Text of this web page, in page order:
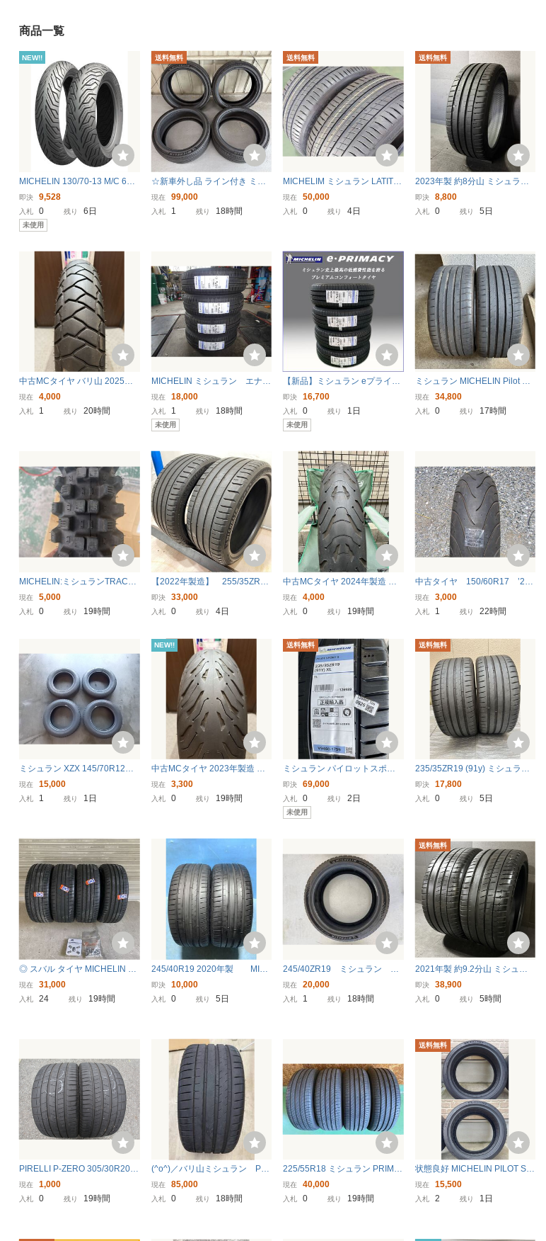
商品一覧
NEW!!
MICHELIN 130/70-13 M/C 63S
CityGrip2 REINF TL(チューブ
レスタイヤ)
即決 9,528
入札 0 残り 6日
未使用
送料無料
☆新車外し品 ライン付き ミシ
ュラン イープライマシー 235/4
5R21 21インチタイヤ 4本セッ
現在 99,000
入札 1 残り 18時間
送料無料
MICHELIM ミシュラン LATITU
DE Sport3 ラティチュードスポ
ーツ3 ZP ランフラット 275/40
現在 50,000
入札 0 残り 4日
送料無料
2023年製 約8分山 ミシュラ
ン MICHELIN パイロットスポ
ーツ PILOT SPORT 5 215/40
即決 8,800
入札 0 残り 5日
中古MCタイヤ バリ山 2025年
製造 MICHELIN ANAKEE ADV
ENTURE 2CT 120/70R19 ミシ
現在 4,000
入札 1 残り 20時間
MICHELIN ミシュラン エナジ
ーセイバー4 2026年製 155
／65／14 4本セット 155－
65－14 14インチ
現在 18,000
入札 1 残り 18時間
未使用
【新品】ミシュラン eプライマ
シー 155/65R14 26年製造 4本
セット送料別途8,000円 在庫品
即日発送可能 送料込み総額24,
700円〜
即決 16,700
入札 0 残り 1日
未使用
ミシュラン MICHELIN Pilot Sp
ort 4 S 245/35R20 2022年製 2
本セット
現在 34,800
入札 0 残り 17時間
MICHELIN:ミシュランTRACKE
R 【120/90-18 M/C 65R TT】
トラッカー タイヤ 中古品 公
現在 5,000
入札 0 残り 19時間
【2022年製造】 255/35ZR18
ミシュラン PILOT SPORT
5 サマータイヤ 255/35/18
即決 33,000
入札 0 残り 4日
中古MCタイヤ 2024年製造 MI
CHELIN 2CT+ ROAD6 A 120/7
0ZR17 ミシュラン ロード6 120
現在 4,000
入札 0 残り 19時間
中古タイヤ 150/60R17 ’24
製 ミシュラン Pilot Street Ra
dial ９分山以上
現在 3,000
入札 1 残り 22時間
ミシュラン XZX 145/70R12 4
本
現在 15,000
入札 1 残り 1日
NEW!!
中古MCタイヤ 2023年製造 MI
CHELIN 2CT+ ROAD6 GT 180/
55ZR17 ミシュラン ロード6 18
現在 3,300
入札 0 残り 19時間
送料無料
ミシュラン パイロットスポー
ツ5 235/35ZR19 91Y XL 新品
タイヤ ２本 2026年8週製造
即決 69,000
入札 0 残り 2日
未使用
送料無料
235/35ZR19 (91y) ミシュラン
パイロットスポーツ4S 2本セッ
ト 中古タイヤ MICHELIN PILO
即決 17,800
入札 0 残り 5日
◎ スバル タイヤ MICHELIN 21
5/40 R 18 85Y PILOT SPORT4
RADIAR X ミシュラン製 パイ
現在 31,000
入札 24 残り 19時間
245/40R19 2020年製 MIC
HELIN PILOT SPORT4 中古タ
イヤ2本セット 夏タイヤ24
即決 10,000
入札 0 残り 5日
245/40ZR19 ミシュラン パ
イロットスポーツ5 2023年
製 2本セット
現在 20,000
入札 1 残り 18時間
送料無料
2021年製 約9.2分山 ミシュラ
ン MICHELIN パイロットスポ
ーツ PILOT SPORT 4 S K2 28
即決 38,900
入札 0 残り 5時間
PIRELLI P-ZERO 305/30R20 1
03Y 2本セット 中古品
現在 1,000
入札 0 残り 19時間
(^o^)／バリ山ミシュラン PS4
S 265/30 ZR20 2本セッ
ト 2023年製造
現在 85,000
入札 0 残り 18時間
225/55R18 ミシュラン PRIMA
CY4 2024年製 4本
現在 40,000
入札 0 残り 19時間
送料無料
状態良好 MICHELIN PILOT SP
ORT 4S 履き潰しドリフト用に
も 255/35r19 ドイツ製 255/35Z
現在 15,500
入札 2 残り 1日